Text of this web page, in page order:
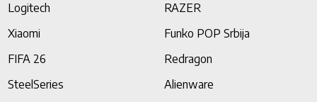
Logitech
RAZER
Xiaomi
Funko POP Srbija
FIFA 26
Redragon
SteelSeries
Alienware